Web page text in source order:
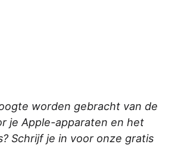
worden gebracht van de
je Apple-apparaten en het
Schrijf je in voor onze gratis